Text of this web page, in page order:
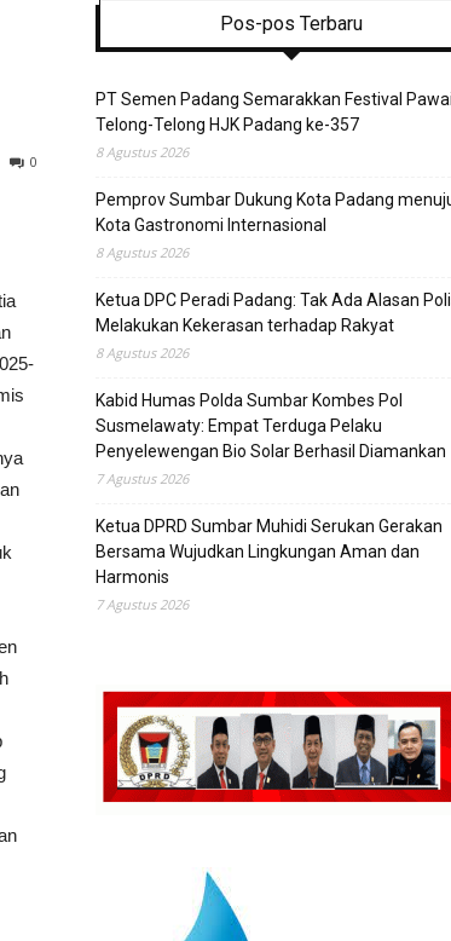
0
Pos-pos Terbaru
PT Semen Padang Semarakkan Festival Pawai
Telong-Telong HJK Padang ke-357
8 Agustus 2026
Pemprov Sumbar Dukung Kota Padang
Kota Gastronomi Internasional
8 Agustus 2026
Ketua DPC Peradi Padang: Tak Ada Alasan
Melakukan Kekerasan terhadap Rakyat
8 Agustus 2026
Kabid Humas Polda Sumbar Kombes Pol
Susmelawaty: Empat Terduga Pelaku
Penyelewengan Bio Solar Berhasil Diamankan
7 Agustus 2026
Ketua DPRD Sumbar Muhidi Serukan Gerakan
Bersama Wujudkan Lingkungan Aman dan
Harmonis
7 Agustus 2026